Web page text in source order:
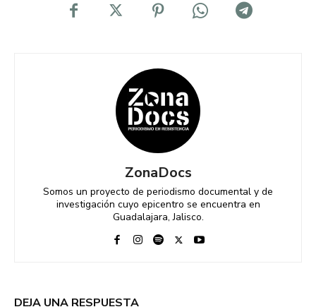
ZonaDocs
Somos un proyecto de periodismo documental y de
investigación cuyo epicentro se encuentra en
Guadalajara, Jalisco.
DEJA UNA RESPUESTA